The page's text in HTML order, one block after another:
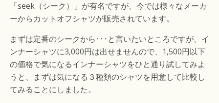
「seek（シーク）」が有名ですが、今では様々なメーカ
ーからカットオフシャツが販売されています。
まずは定番のシークから･･･と言いたいところですが、イ
ンナーシャツに3,000円は出せませんので、1,500円以下
の価格で気になるインナーシャツをひと通り試してみよ
うと、まずは気になる３種類のシャツを用意して比較し
てみることにしました。